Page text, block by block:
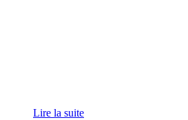
Lire la suite